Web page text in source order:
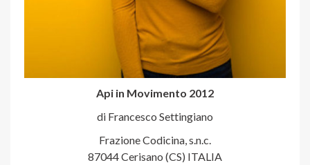
Api in Movimento 2012
di Francesco Settingiano
Frazione Codicina, s.n.c.
87044 Cerisano (CS) ITALIA